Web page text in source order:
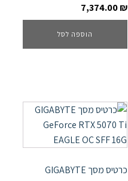
7,374.00₪
הוספה לסל
כרטיס מסך GIGABYTE